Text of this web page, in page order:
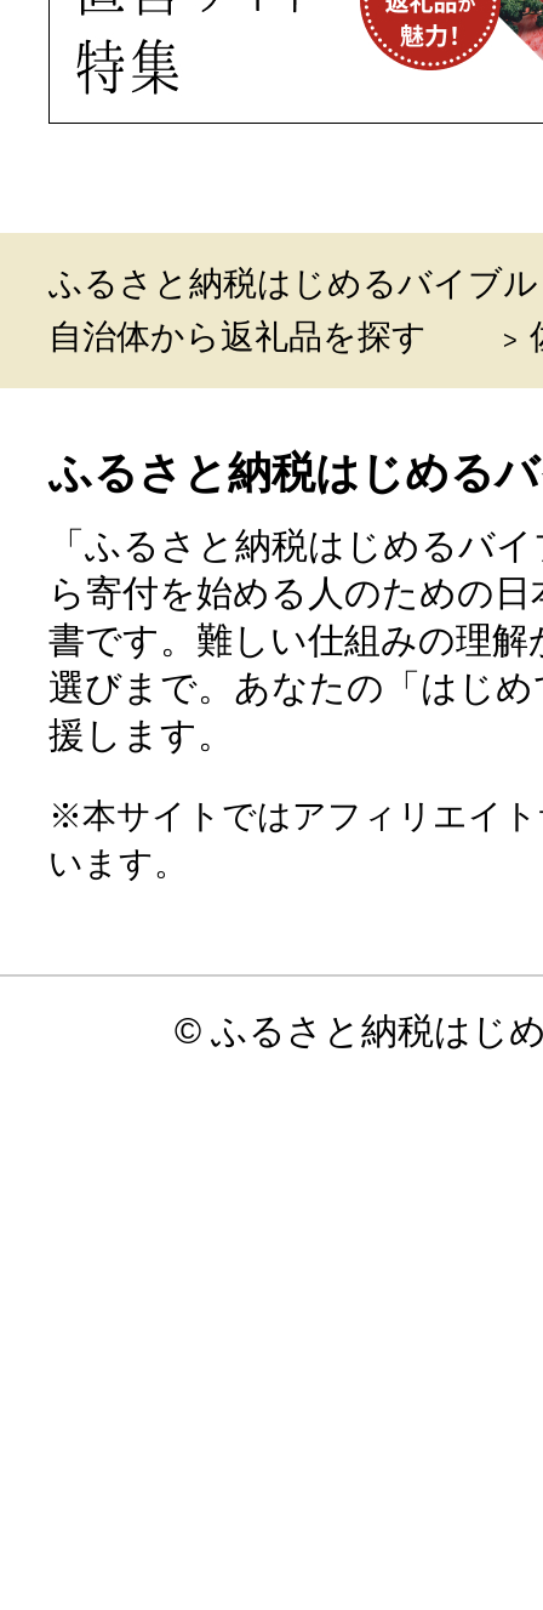
ふるさと納税はじめるバイブル
自治体から返礼品を探す
ふるさと納税はじめる
「ふるさと納税はじめるバ
ら寄付を始める人のための
書です。難しい仕組みの理
選びまで。あなたの「はじ
援します。
※本サイトではアフィリエイ
います。
© ふるさと納税はじ